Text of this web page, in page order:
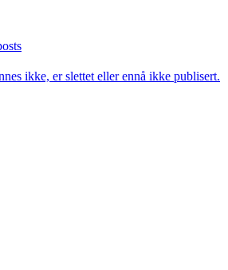
ikke, er slettet eller ennå ikke publisert.